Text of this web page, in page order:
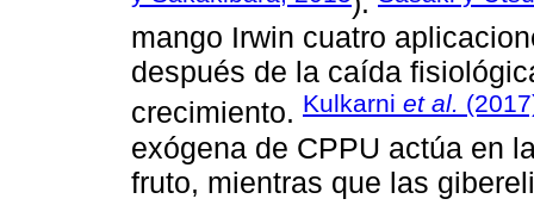
mango Irwin cuatro
después de la caída
crecimiento. Kulkarni et al.
exógena de CPPU actúa en
fruto, mientras que las